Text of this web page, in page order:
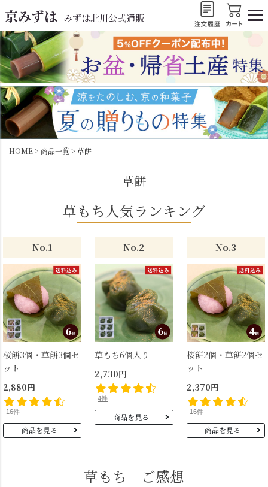
京みずは みずは北川公式通販
HOME 商品一覧 草餅
草餅
草もち人気ランキング
No.1
桜餅3個・草餅3個セ
ット
2,880円
16件
商品を見る
No.2
草もち6個入り
2,730円
4件
商品を見る
No.3
桜餅2個・草餅2個セ
ット
2,370円
16件
商品を見る
草もち ご感想